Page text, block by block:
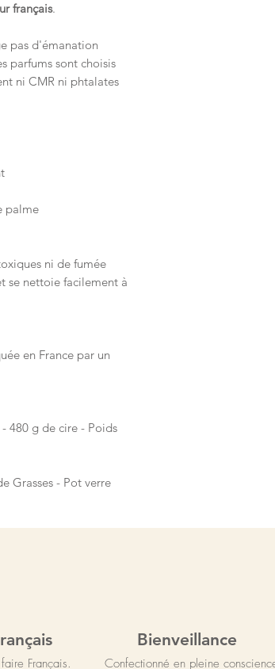
français.
pas d'émanation
parfums sont choisis
ni CMR ni phtalates
palme
ni de fumée
se nettoie facilement à
en France par un
480 g de cire - Poids
Grasses - Pot verre
Français.
Bienveillance
Confectionné en pleine